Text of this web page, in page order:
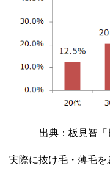
出典：板見智「
実際に抜け毛・薄毛